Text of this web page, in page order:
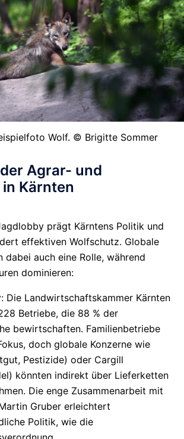
Wolf. © Brigitte Sommer
Agrar- und
Kärnten
prägt Kärntens Politik und
effektiven Wolfschutz. Globale
dabei auch eine Rolle, während
dominieren:
: Die Landwirtschaftskammer Kärnten
Betriebe, die 88 % der
bewirtschaften. Familienbetriebe
doch globale Konzerne wie
Pestizide) oder Cargill
könnten indirekt über Lieferketten
Die enge Zusammenarbeit mit
Gruber erleichtert
Politik, wie die